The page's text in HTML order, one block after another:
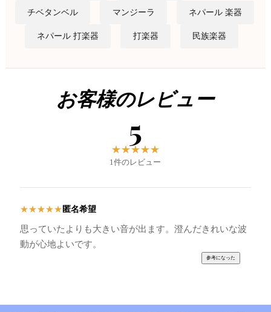
チベタンベル マンジーラ ネパール 楽器
ネパール 打楽器 打楽器 民族楽器
お客様のレビュー
5
★★★★★
1件のレビュー
★★★★★ 匿名希望
思っていたよりも大きい音が出ます。澄んだきれいな波
動が心地よいです。